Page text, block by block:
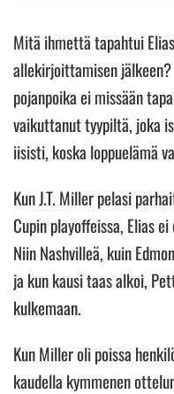
Mitä ihmettä tapahtui
allekirjoittamisen jälkeen?
pojanpoika ei missään
vaikuttanut tyypiltä, joka
iisisti, koska loppuelämä
Kun J.T. Miller pelasi
Cupin playoffeissa, Elias
Niin Nashvilleä, kuin
ja kun kausi taas alkoi,
kulkemaan.
Kun Miller oli poissa
kaudella kymmenen